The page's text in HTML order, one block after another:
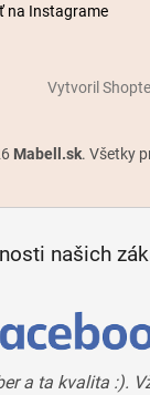
na Instagrame
Vytvoril
Mabell.sk. Všetky
našich
a ta kvalita :).